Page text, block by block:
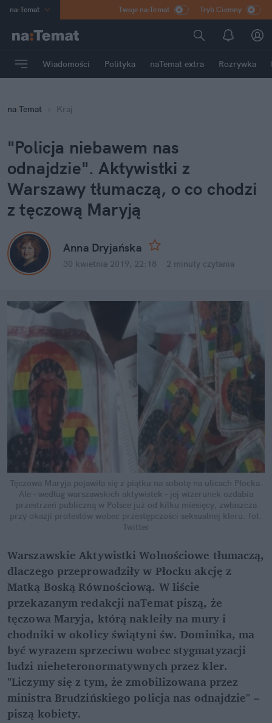
na:Temat
Poland
mama
Rozrywka
Twoje na:Temat Tryb Ciemny
Wiadomości Polityka naTemat extra Rozrywka
na:Temat Kraj
"Policja niebawem nas
odnajdzie". Aktywistki z
Warszawy tłumaczą, o co chodzi
z tęczową Maryją
Anna Dryjańska
30 kwietnia 2019, 22:18 2 minuty czytania
Tęczowa Maryja pojawiła się z piątku na sobotę na ulicach Płocka.
Ale - według warszawskich aktywistek - jej wizerunek ozdabia
przestrzeń publiczną w Polsce już od kilku miesięcy, zwłaszcza
przy okazji protestów wobec przestępczości seksualnej kleru. fot.
Twitter
Warszawskie Aktywistki Wolnościowe tłumaczą,
dlaczego przeprowadziły w Płocku akcję z
Matką Boską Równościową. W liście
przekazanym redakcji naTemat piszą, że
tęczowa Maryja, którą nakleiły na mury i
chodniki w okolicy świątyni św. Dominika, ma
być wyrazem sprzeciwu wobec stygmatyzacji
ludzi nieheteronormatywnych przez kler.
"Liczymy się z tym, że zmobilizowana przez
ministra Brudzińskiego policja nas odnajdzie" –
piszą kobiety.